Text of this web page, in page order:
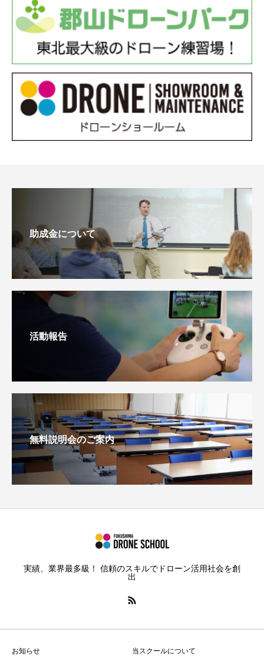
助成金について
活動報告
無料説明会のご案内
実績、業界最多級！ 信頼のスキルでドローン活用社会を創
出
お知らせ 当スクールについて